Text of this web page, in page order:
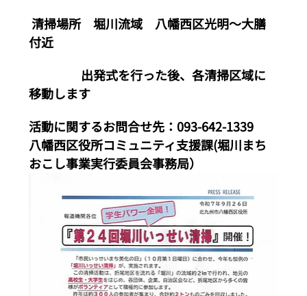
清掃場所　堀川流域　八幡西区光明〜大膳
付近
移動します
活動に関するお問合せ先：093-642-1339
八幡西区役所コミュニティ支援課(堀川まち
おこし事業実行委員会事務局）